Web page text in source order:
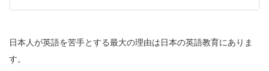
日本人が英語を苦手とする最大の理由は日本の英語教育にありま
す。